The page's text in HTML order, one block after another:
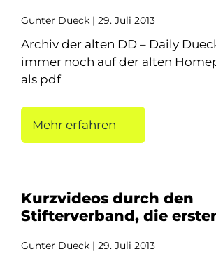
Gunter Dueck 29. Juli 2013
Archiv der alten DD – Daily
immer noch auf der alten
als pdf
Mehr erfahren
Kurzvideos durch den
Stifterverband, die
Gunter Dueck 29. Juli 2013